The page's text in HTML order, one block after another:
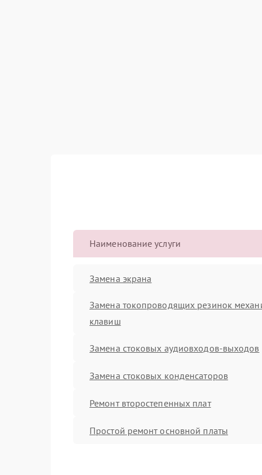
Наименование услуги
Замена экрана
Замена токопроводящих резинок
клавиш
Замена стоковых аудиовходов-выходов
Замена стоковых конденсаторов
Ремонт второстепенных плат
Простой ремонт основной платы